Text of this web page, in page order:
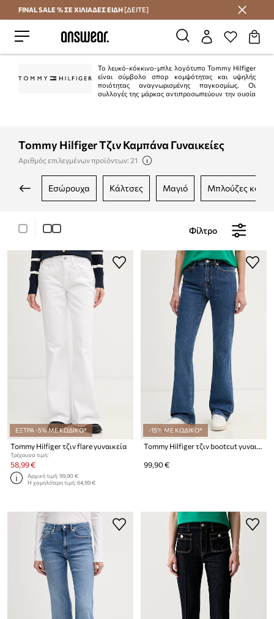
Εξοικονομήστε με το Answear Club
FINAL SALE % ΣΕ ΧΙΛΙΑΔΕΣ ΕΙΔΗ [ΔΕΙΤΕ]
Το λευκό-κόκκινο-μπλε λογότυπο Tommy Hilfiger
είναι σύμβολο σπορ κομψότητας και υψηλής
ποιότητας αναγνωρισμένης παγκοσμίως. Οι
συλλογές της μάρκας αντιπροσωπεύουν την ουσία
Tommy Hilfiger Τζιν Καμπάνα Γυναικείες
Αριθμός επιλεγμένων προϊόντων: 21
εσώρουχα κάλτσες μαγιό μπλούζες και
Φίλτρο
ΕΞΤΡΑ -5% ΜΕ ΚΩΔΙΚΟ*
Tommy Hilfiger τζιν flare γυναικεία
Τρέχουσα τιμή:
58,99 €
Αρχική τιμή:99,90 €
Η χαμηλότερη τιμή:64,99 €
-15% ΜΕ ΚΩΔΙΚΟ*
Tommy Hilfiger τζιν bootcut γυναικεία
99,90 €